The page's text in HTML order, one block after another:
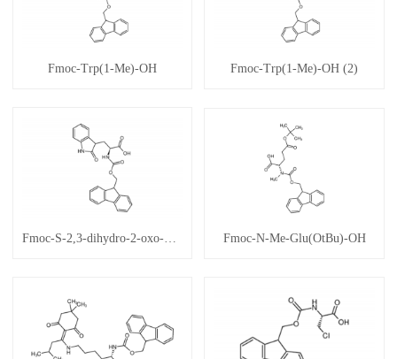
Fmoc-Trp(1-Me)-OH Fmoc-Trp(1-Me)-OH (2)
Fmoc-S-2,3-dihydro-2-oxo-Tryptophan Fmoc-N-Me-Glu(OtBu)-OH